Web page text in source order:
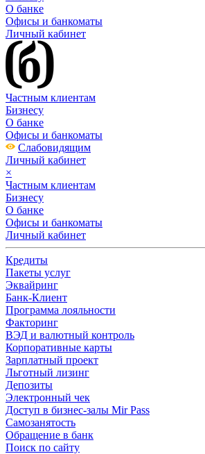
О банке
Офисы и банкоматы
Личный кабинет
Частным клиентам
Бизнесу
О банке
Офисы и банкоматы
Слабовидящим
Личный кабинет
×
Частным клиентам
Бизнесу
О банке
Офисы и банкоматы
Личный кабинет
Кредиты
Пакеты услуг
Эквайринг
Банк-Клиент
Программа лояльности
Факторинг
ВЭД и валютный контроль
Корпоративные карты
Зарплатный проект
Льготный лизинг
Депозиты
Электронный чек
Доступ в бизнес-залы Mir Pass
Самозанятость
Обращение в банк
Поиск по сайту